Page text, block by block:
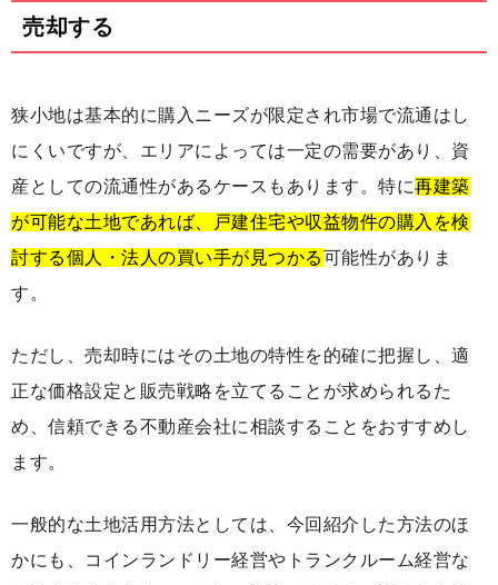
売却する
狭小地は基本的に購入ニーズが限定され市場で流通はし
にくいですが、エリアによっては一定の需要があり、資
産としての流通性があるケースもあります。特に再建築
が可能な土地であれば、戸建住宅や収益物件の購入を検
討する個人・法人の買い手が見つかる可能性がありま
す。
ただし、売却時にはその土地の特性を的確に把握し、適
正な価格設定と販売戦略を立てることが求められるた
め、信頼できる不動産会社に相談することをおすすめし
ます。
一般的な土地活用方法としては、今回紹介した方法のほ
かにも、コインランドリー経営やトランクルーム経営な